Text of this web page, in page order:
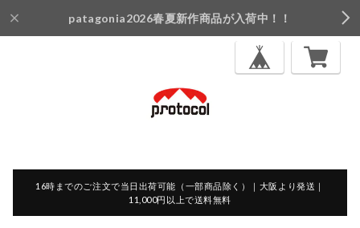
patagonia2026春夏新作商品が入荷中！！
16時までのご注文で当日出荷可能（一部商品除く）｜大阪より発送｜
11,000円以上で送料無料